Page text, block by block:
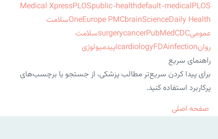
Medical XpressPLOSpublic-healthdefault-medicalPLOS
OneEurope PMCbrainScienceDaily Health
سلامت
عمومی
surgerycancerPubMedCDC
سلامت
روان
cardiologyFDAinfection
اپیدمیولوژی
راهنمای سریع
برای پیدا کردن سریع‌تر مطالب پزشکی، از جستجو یا برچسب‌های
پرکاربرد استفاده کنید.
صفحه اصلی